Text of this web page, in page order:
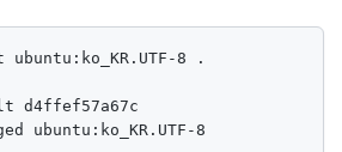
8 .
d4ffef57a67c
ubuntu:ko_KR.UTF-8